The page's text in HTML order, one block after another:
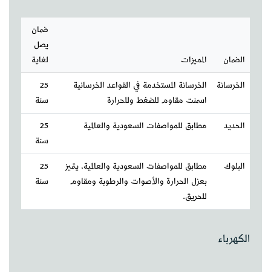
الضمان المميزات
ضمان
يصل
لغاية
الخرسانة
الخرسانة المستخدمة في القواعد الخرسانية
اسمنت مقاوم للضغط وللحرارة
25
سنة
الحديد مطابق للمواصفات السعودية والعالمية
25
سنة
البلوك
مطابق للمواصفات السعودية والعالمية، يتميز
بعزل الحرارة والأصوات والرطوبة ومقاوم
للحريق.
25
سنة
الكهرباء